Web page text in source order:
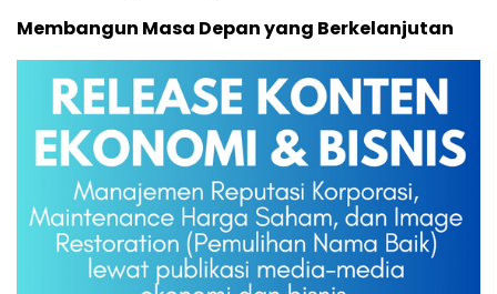
Membangun Masa Depan yang Berkelanjutan